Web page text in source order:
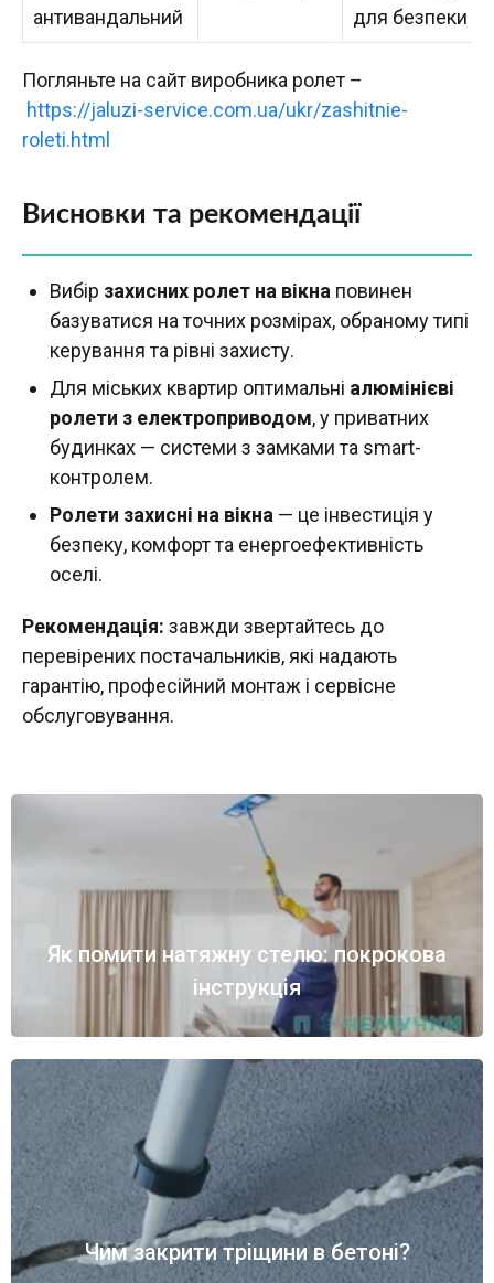
антивандальний
для безпеки
Погляньте на сайт виробника ролет –
https://jaluzi-service.com.ua/ukr/zashitnie-
roleti.html
Висновки та рекомендації
Вибір захисних ролет на вікна повинен
базуватися на точних розмірах, обраному типі
керування та рівні захисту.
Для міських квартир оптимальні алюмінієві
ролети з електроприводом, у приватних
будинках — системи з замками та smart-
контролем.
Ролети захисні на вікна — це інвестиція у
безпеку, комфорт та енергоефективність
оселі.
Рекомендація: завжди звертайтесь до
перевірених постачальників, які надають
гарантію, професійний монтаж і сервісне
обслуговування.
Як помити натяжну стелю: покрокова
інструкція
Чим закрити тріщини в бетоні?